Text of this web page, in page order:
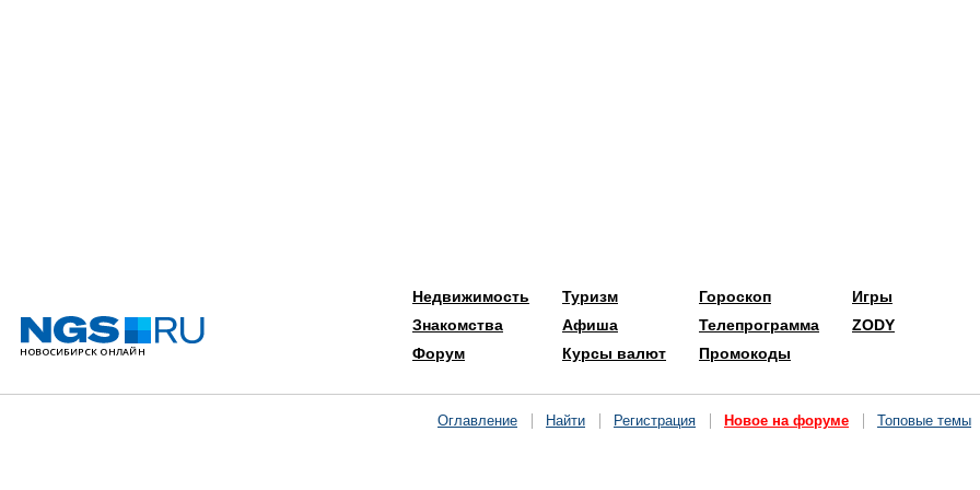
Недвижимость
Знакомства
Форум
Туризм
Афиша
Курсы валют
Гороскоп
Телепрограмма
Промокоды
Игры
ZODY
Оглавление Найти Регистрация Новое на форуме Топовые темы